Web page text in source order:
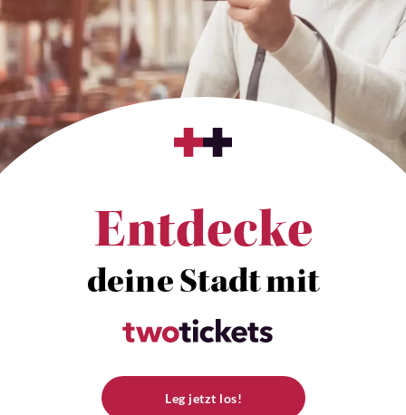
Entdecke
deine Stadt mit
Leg jetzt los!